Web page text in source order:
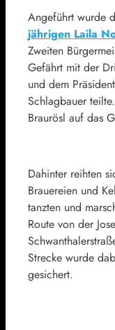
Angeführt wurde
jährigen Laila
Zweiten
Gefährt mit der
und dem
Schlagbauer
Braurösl auf das
Dahinter reihten
Brauereien und
tanzten und
Route von der
Strecke wurde
gesichert.